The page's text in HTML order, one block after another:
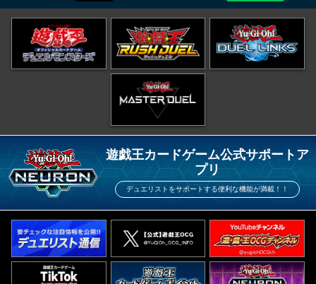
遊戯王カードゲーム公式サポートア
プリ
デュエリストをサポートする便利な機能が満載！！